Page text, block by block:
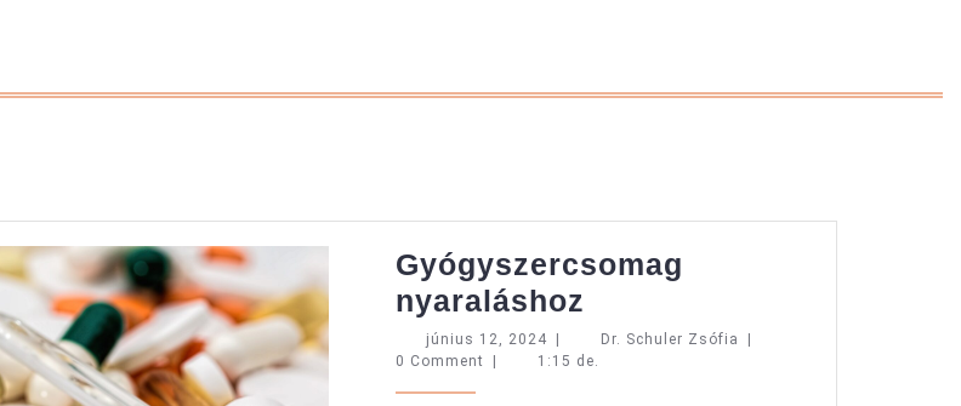
Gyógyszercsomag
nyaraláshoz
nyaraláshoz
június 12, 2024 június
12,
Dr. Schuler Zsófia Dr.
0 Comment
1:15 de.